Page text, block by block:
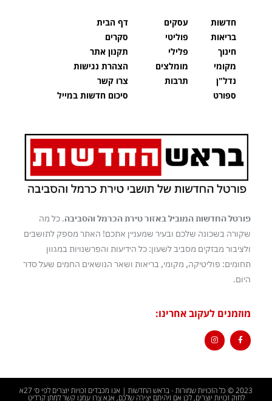
חדשות
בריאות
חינוך
מקומי
נדל"ן
ספורט
עסקים
פוליטי
פלילי
מומלצים
תרבות
דף הבית
סקרים
תקנון אתר
הצהרת נגישות
צרו קשר
סיכום חדשות במייל
פורטל החדשות המוביל באזור טירת הכרמל והסביבה. כל מה
שקורה בשכונה שלכם ובעיר שמעניין אתכם! האתר מספק לתושבים
ולציבור מבזקים מסביב לשעון: כל הידיעות והפרשנויות במגוון
תחומים: פוליטיקה, מקומי, בריאות ושאר הנושאים החמים שעל סדר
היום.
מוזמנים לעקוב אחרינו:
2023 © כל הזכויות שמורות - בראש החדשות | אנו מכבדים זכויות יוצרים לפי ס׳ 27א
לחוק זכויות יוצרים, לכן אם זיהיתם יצירה שלכם, אנא צרו עמנו קשר למתן קרדיט